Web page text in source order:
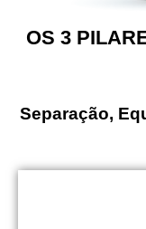
OS 3
Separação,